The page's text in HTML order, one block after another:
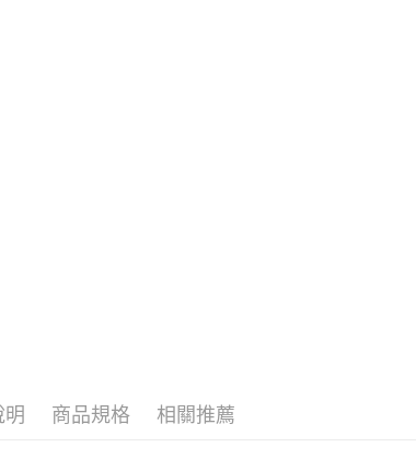
明 商品規格 相關推薦